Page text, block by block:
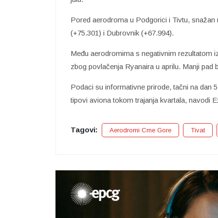
Pored aerodroma u Podgorici i Tivtu, snažan
(+75.301) i Dubrovnik (+67.994).
Među aerodromima s negativnim rezultatom
zbog povlačenja Ryanaira u aprilu. Manji pad
Podaci su informativne prirode, tačni na dan
tipovi aviona tokom trajanja kvartala, navodi
Tagovi: Aerodromi Crne Gore Tivat